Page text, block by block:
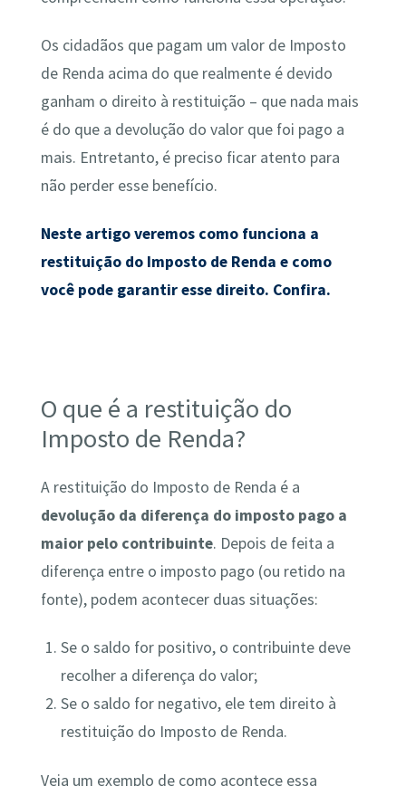
Os cidadãos que pagam um valor de Imposto
de Renda acima do que realmente é devido
ganham o direito à restituição – que nada mais
é do que a devolução do valor que foi pago a
mais. Entretanto, é preciso ficar atento para
não perder esse benefício.
Neste artigo veremos como funciona a
restituição do Imposto de Renda e como
você pode garantir esse direito. Confira.
O que é a restituição do
Imposto de Renda?
A restituição do Imposto de Renda é a
devolução da diferença do imposto pago a
maior pelo contribuinte. Depois de feita a
diferença entre o imposto pago (ou retido na
fonte), podem acontecer duas situações:
Se o saldo for positivo, o contribuinte deve
recolher a diferença do valor;
Se o saldo for negativo, ele tem direito à
restituição do Imposto de Renda.
Veja um exemplo de como acontece essa